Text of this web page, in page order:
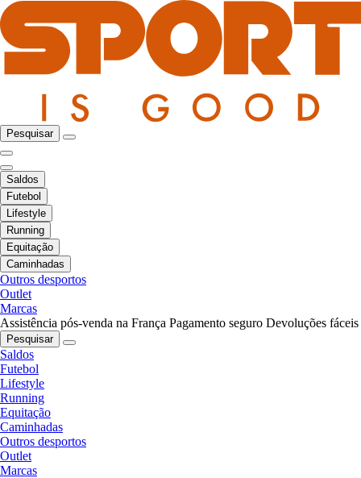
Pesquisar
Saldos
Futebol
Lifestyle
Running
Equitação
Caminhadas
Outros desportos
Outlet
Marcas
Assistência pós-venda na França Pagamento seguro Devoluções fáceis
Pesquisar
Saldos
Futebol
Lifestyle
Running
Equitação
Caminhadas
Outros desportos
Outlet
Marcas